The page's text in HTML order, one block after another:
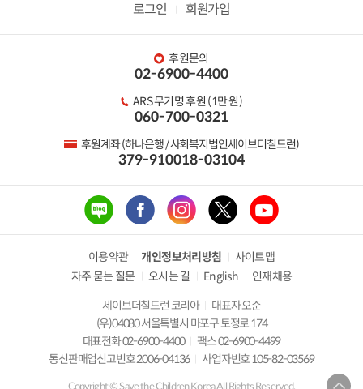
로그인 회원가입
후원문의
02-6900-4400
ARS 무기명 후원 (1만 원)
060-700-0321
후원계좌 (하나은행 / 사회복지법인세이브더칠드런)
379-910018-03104
이용약관 개인정보처리방침
사이트맵
자주 묻는 질문
오시는 길 English
인재채용
세이브더칠드런 코리아
대표자 오준
(우)04080 서울특별시 마포구 토정로 174
대표전화 02-6900-4400
팩스 02-6900-4499
통신판매업신고번호 2006-04136
사업자번호 105-82-03569